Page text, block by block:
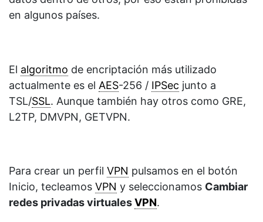
en algunos países.
El algoritmo de encriptación más utilizado
actualmente es el AES-256 / IPSec junto a
TSL/SSL. Aunque también hay otros como GRE,
L2TP, DMVPN, GETVPN.
Para crear un perfil VPN pulsamos en el botón
Inicio, tecleamos VPN y seleccionamos Cambiar
redes privadas virtualesVPN.